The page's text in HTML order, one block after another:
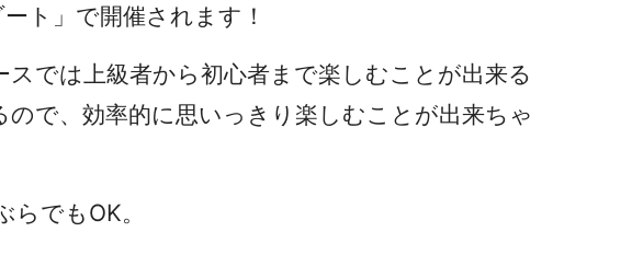
ト」で開催されます！
では上級者から初心者まで楽しむことが出来る
で、効率的に思いっきり楽しむことが出来ちゃ
らでも OK。